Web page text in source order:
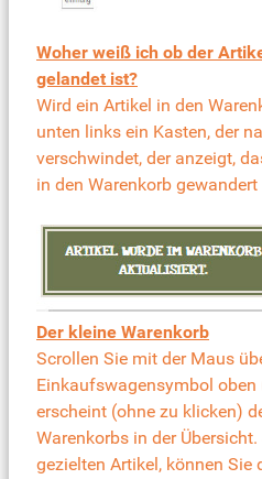
Woher weiß ich ob der
gelandet ist?
Wird ein Artikel in den
unten links ein Kasten, der
verschwindet, der anzeigt,
in den Warenkorb gewandert
Der kleine Warenkorb
Scrollen Sie mit der Maus
Einkaufswagensymbol
erscheint (ohne zu klicken)
Warenkorbs in der
gezielten Artikel, können Sie